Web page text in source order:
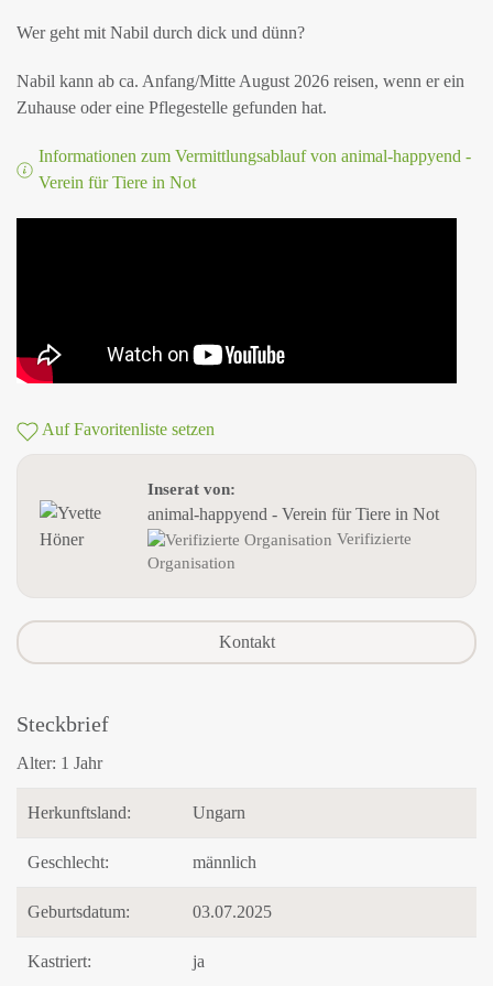
Wer geht mit Nabil durch dick und dünn?
Nabil kann ab ca. Anfang/Mitte August 2026 reisen, wenn er ein
Zuhause oder eine Pflegestelle gefunden hat.
Informationen zum Vermittlungsablauf von animal-happyend -
Verein für Tiere in Not
Auf Favoritenliste setzen
Inserat von:
animal-happyend - Verein für Tiere in Not
Verifizierte
Organisation
Kontakt
Steckbrief
Alter: 1 Jahr
Herkunftsland: Ungarn
Geschlecht: männlich
Geburtsdatum: 03.07.2025
Kastriert: ja